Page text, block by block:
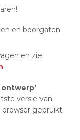
en boorgaten
en zie
.
versie van
browser gebruikt.